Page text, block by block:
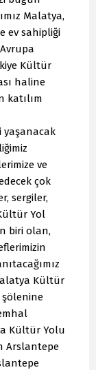
Malatya,
ev sahipliği
Kültür
haline
katılım
yaşanacak
ve
çok
sergiler,
Yol
biri olan,
Kültür
Kültür Yolu
Arslantepe